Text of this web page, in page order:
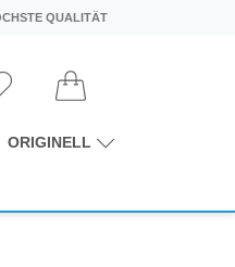
QUALITÄT
ORIGINELL